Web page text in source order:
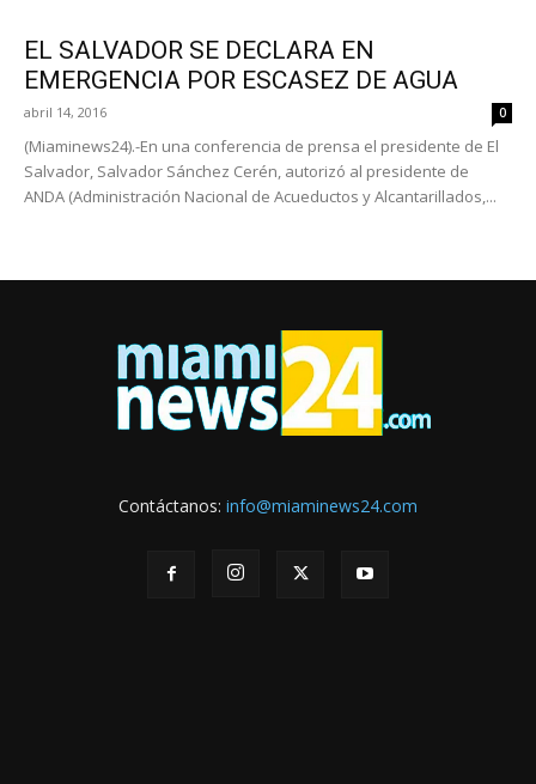
EL SALVADOR SE DECLARA EN
EMERGENCIA POR ESCASEZ DE AGUA
abril 14, 2016 0
(Miaminews24).-En una conferencia de prensa el presidente de El
Salvador, Salvador Sánchez Cerén, autorizó al presidente de
ANDA (Administración Nacional de Acueductos y Alcantarillados,...
Contáctanos: info@miaminews24.com